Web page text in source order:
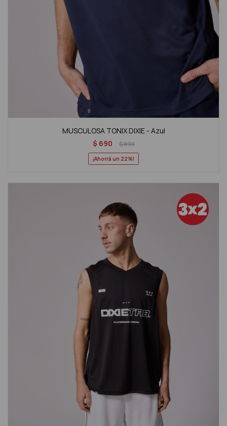
MUSCULOSA TONIX DIXIE - Azul
$ 690 $890
22